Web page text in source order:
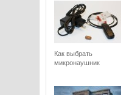
Как выбрать
микронаушник